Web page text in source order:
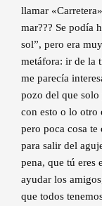
llamar
mar??? Se podía
sol”, pero era
metáfora: ir de la
me parecía
pozo del que solo
con esto o lo otro
pero poca cosa te
para salir del
pena, que tú eres
ayudar los
que todos